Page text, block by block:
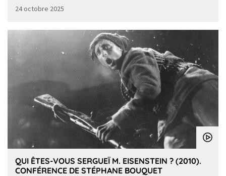
24 octobre 2025
QUI ÊTES-VOUS SERGUEÏ M. EISENSTEIN ? (2010).
CONFÉRENCE DE STÉPHANE BOUQUET